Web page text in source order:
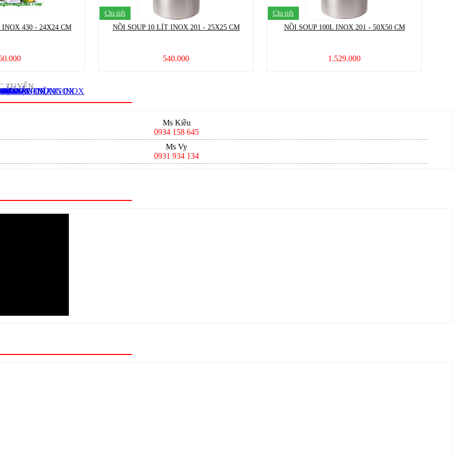
430 - 24X24 CM
Chi tiết
NỒI SOUP 10 LÍT INOX 201 - 25X25 CM
540.000
Chi tiết
NỒI SOUP 100L INOX 201 - 50X50 CM
1.529.000
INOX - NĨA INOX
LÒNG TRỤNG INOX
INOX
- GÁO INOX
TUYẾN
Ms Kiều
0934 158 645
Ms Vy
0931 934 134